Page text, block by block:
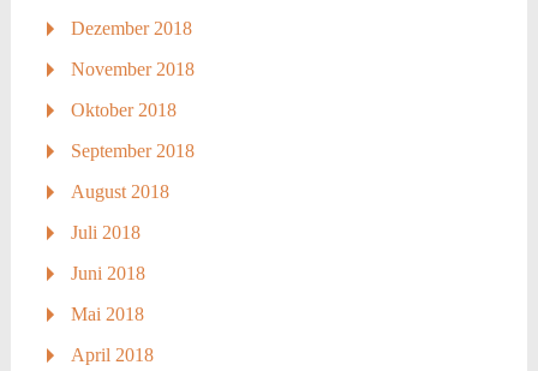
Dezember 2018
November 2018
Oktober 2018
September 2018
August 2018
Juli 2018
Juni 2018
Mai 2018
April 2018